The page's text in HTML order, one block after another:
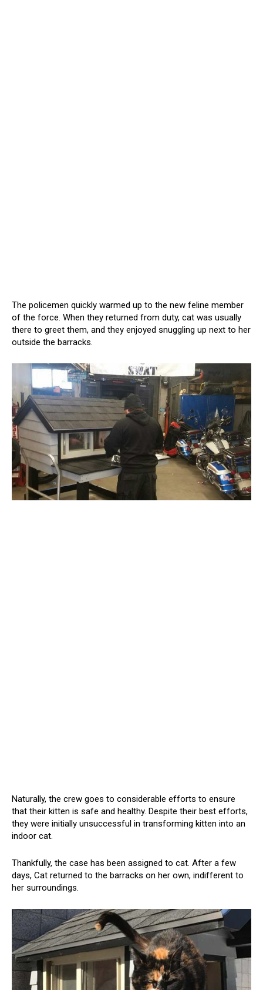
The policemen quickly warmed up to the new feline member
of the force. When they returned from duty, cat was usually
there to greet them, and they enjoyed snuggling up next to her
outside the barracks.
Naturally, the crew goes to considerable efforts to ensure
that their kitten is safe and healthy. Despite their best efforts,
they were initially unsuccessful in transforming kitten into an
indoor cat.
Thankfully, the case has been assigned to cat. After a few
days, Cat returned to the barracks on her own, indifferent to
her surroundings.